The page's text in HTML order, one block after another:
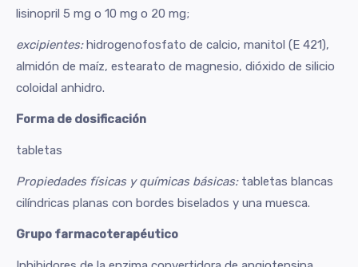
lisinopril 5 mg o 10 mg o 20 mg;
excipientes:hidrogenofosfato de calcio, manitol (E 421),
almidón de maíz, estearato de magnesio, dióxido de silicio
coloidal anhidro.
Forma de dosificación
tabletas
Propiedades físicas y químicas básicas:tabletas blancas
cilíndricas planas con bordes biselados y una muesca.
Grupo farmacoterapéutico